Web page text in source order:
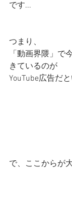
です...
つまり、
「動画界隈」で
きているのが
YouTube広告だ
で、ここからが